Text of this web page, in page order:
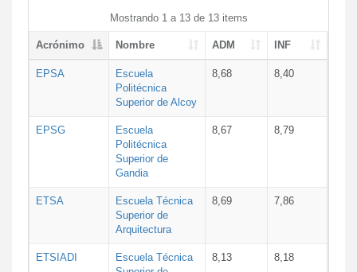
Mostrando 1 a 13 de 13 items
Acrónimo Nombre ADM INF
EPSA
Escuela
Politécnica
Superior de Alcoy
8,68 8,40
EPSG
Escuela
Politécnica
Superior de
Gandia
8,67 8,79
ETSA
Escuela Técnica
Superior de
Arquitectura
8,69 7,86
ETSIADI
Escuela Técnica
8,13 8,18